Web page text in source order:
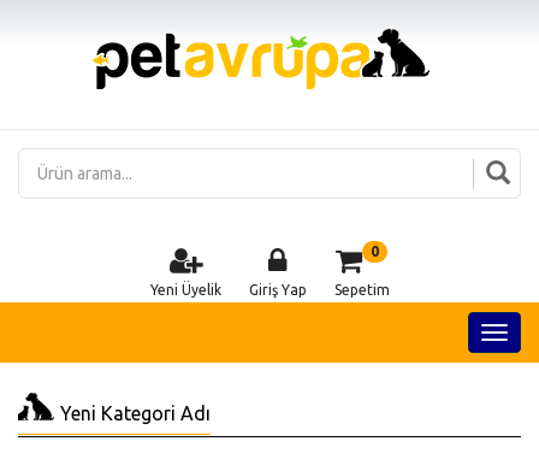
Yeni Üyelik Giriş Yap
0
Sepetim
Yeni Kategori Adı